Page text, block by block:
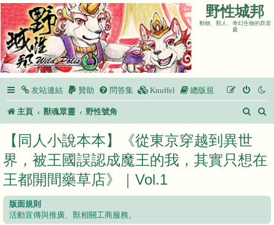
野性城邦
動物、獸人、奇幻生物的群居
處
友站連結 贊助 問答集 Knuffel 總版規
主頁 獸魂眾靈 野性號角
搜
【同人小說本本】《從東京穿越到異世
界，被王國誤認成魔王的我，其實只想在
王都開間藥草店》｜Vol.1
版面規則
活動宣傳與推廣、獸相關工商服務。